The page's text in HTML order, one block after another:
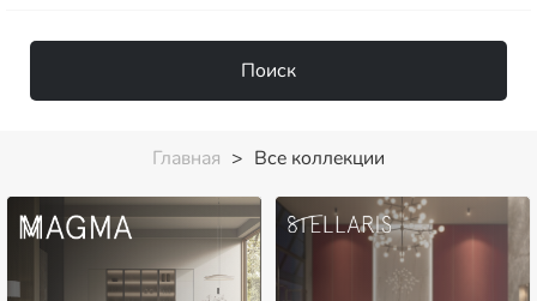
Поиск
Главная > Все коллекции